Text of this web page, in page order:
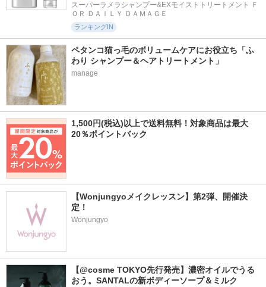
スーパーラメラシャンプー&EXモイストトリートメント Ｆ
ＯＲ ＤＡＩＬＹ ＤＡＭＡＧＥ
ランキングIN
ペタンコ猫っ毛のボリュームケアにお役立ち「ふ
わり シャンプー＆ヘアトリートメント」
manage
1,500円(税込)以上で送料無料！対象商品は最大
20％ポイントバック
【Wonjungyoメイクレッスン】第2弾、開催決
定！
Wonjungyo
【@cosme TOKYO先行発売】濃密オイルでうる
おう。SANTALの新ボディーソープ＆ミルク